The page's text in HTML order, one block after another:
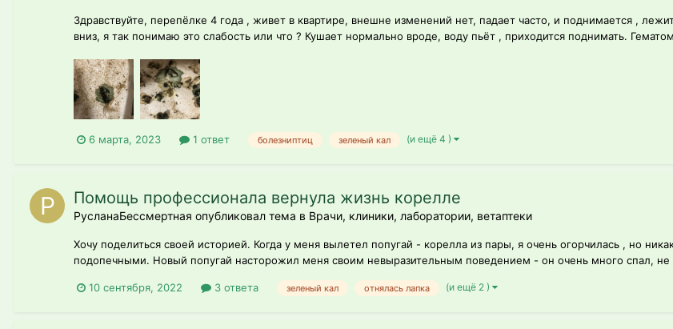
Здравствуйте, перепёлке 4 года , живет в квартире, внешне изменений нет, падает часто, и поднимается ,
вниз, я так понимаю это слабость или что ? Кушает нормально вроде, воду пьёт , приходится поднимать.
6 марта, 2023 1 ответ болезниптиц зеленый кал (и ещё 4 )
Помощь профессионала вернула жизнь корелле
РусланаБессмертная опубликовал тема в Врачи, клиники, лаборатории, ветаптеки
Хочу поделиться своей историей. Когда у меня вылетел попугай - корелла из пары, я очень огорчилась , но
подопечными. Новый попугай насторожил меня своим невыразительным поведением - он очень много спал,
10 сентября, 2022 3 ответа зеленый кал отнялась лапка (и ещё 2 )